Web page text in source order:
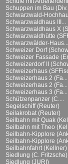
Schuppen im Bau
Schwarzwald-
Schwarzwaldhaus III...
Schwarzwaldhaus X
Schwarzwaldhütte
Schwarzwälder-Haus...
Schweizer Dorf
Schweizer Fassade
Schweizerdorf II
Schweizerhaus
Schweizerhaus 2
Schweizerhaus 2
Schweizerhaus 3
Schützenpanzer (C....
Segelschiff (Reuter)
Seilakrobat (Reuter)
Seilbahn mit Quak
Seilbahn mit Theo
Seilbahn-Kipplore
Seilbahn-Kipplore
Seilbahnfahrt (Kellner)
Siedlung (C. Fritzsche)
Siedlung (JURI)